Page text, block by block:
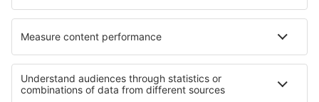
Unterkunft in Lodzkie Unterkunft in Kashubia
Unterkunft auf den Britischen Jungferninseln
Unterkunft in Ismailia Unterkunft in Nikosia Region